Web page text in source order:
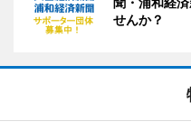
せんか？